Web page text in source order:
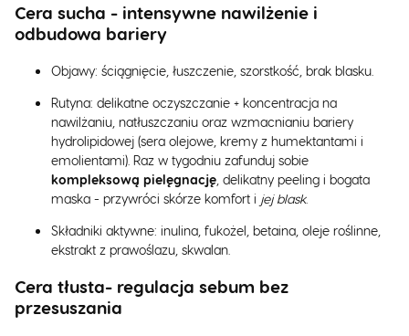
Cera sucha - intensywne nawilżenie i
odbudowa bariery
Objawy: ściągnięcie, łuszczenie, szorstkość, brak blasku.
Rutyna: delikatne oczyszczanie + koncentracja na
nawilżaniu, natłuszczaniu oraz wzmacnianiu bariery
hydrolipidowej (sera olejowe, kremy z humektantami i
emolientami). Raz w tygodniu zafunduj sobie
kompleksową pielęgnację , delikatny peeling i bogata
maska - przywróci skórze komfort i jej blask.
Składniki aktywne: inulina, fukożel, betaina, oleje roślinne,
ekstrakt z prawoślazu, skwalan.
Cera tłusta- regulacja sebum bez
przesuszania